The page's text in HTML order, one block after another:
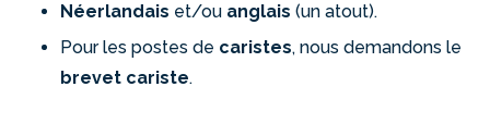
Néerlandais et/ou anglais (un atout).
Pour les postes de caristes, nous demandons le
brevet cariste.